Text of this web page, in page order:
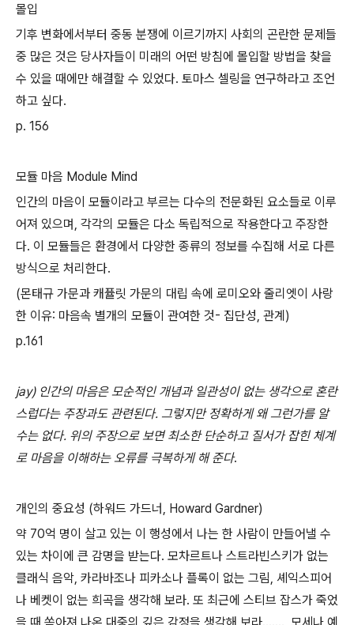
몰입
기후 변화에서부터 중동 분쟁에 이르기까지 사회의 곤란한 문제들
중 많은 것은 당사자들이 미래의 어떤 방침에 몰입할 방법을 찾을
수 있을 때에만 해결할 수 있었다. 토마스 셀링을 연구하라고 조언
하고 싶다.
p. 156
모듈 마음 Module Mind
인간의 마음이 모듈이라고 부르는 다수의 전문화된 요소들로 이루
어져 있으며, 각각의 모듈은 다소 독립적으로 작용한다고 주장한
다. 이 모듈들은 환경에서 다양한 종류의 정보를 수집해 서로 다른
방식으로 처리한다.
(몬태규 가문과 캐퓰릿 가문의 대립 속에 로미오와 줄리엣이 사랑
한 이유: 마음속 별개의 모듈이 관여한 것- 집단성, 관계)
p.161
jay) 인간의 마음은 모순적인 개념과 일관성이 없는 생각으로 혼란
스럽다는 주장과도 관련된다. 그렇지만 정확하게 왜 그런가를 알
수는 없다. 위의 주장으로 보면 최소한 단순하고 질서가 잡힌 체계
로 마음을 이해하는 오류를 극복하게 해 준다.
개인의 중요성 (하워드 가드너, Howard Gardner)
약 70억 명이 살고 있는 이 행성에서 나는 한 사람이 만들어낼 수
있는 차이에 큰 감명을 받는다. 모차르트나 스트라빈스키가 없는
클래식 음악, 카라바조나 피카소나 플록이 없는 그림, 셰익스피어
나 베켓이 없는 희곡을 생각해 보라. 또 최근에 스티브 잡스가 죽었